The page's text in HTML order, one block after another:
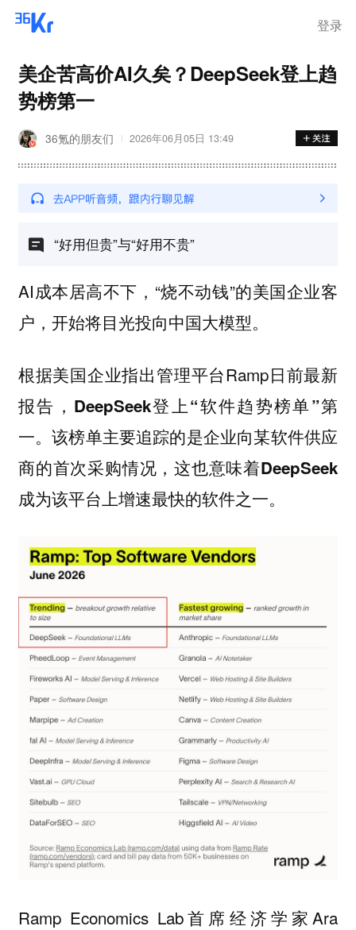
登录
美企苦高价AI久矣？DeepSeek登上趋
势榜第一
36氪的朋友们 2026年06月05日 13:49
“好用但贵”与“好用不贵”
AI成本居高不下，“烧不动钱”的美国企业客
户，开始将目光投向中国大模型。
根据美国企业指出管理平台Ramp日前最新
报告， DeepSeek登上“软件趋势榜单”第
一。该榜单主要追踪的是企业向某软件供应
商的首次采购情况，这也意味着DeepSeek
成为该平台上增速最快的软件之一。
Ramp Economics Lab首席经济学家Ara